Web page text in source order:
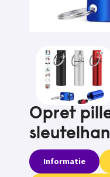
Opret
Informatie